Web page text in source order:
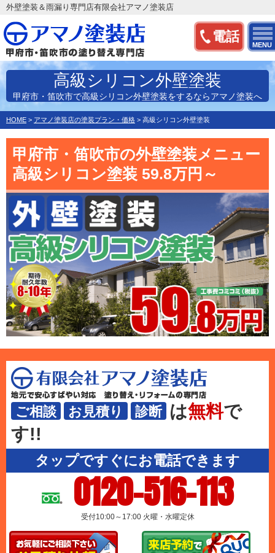
電話
MENU
外壁塗装＆雨漏り専門店有限会社アマノ塗装店
高級シリコン外壁塗装
甲府市・笛吹市で高級シリコン外壁塗装をするならアマノ塗装へ
HOME > アマノ塗装店の塗装プラン・価格 > 高級シリコン外壁塗装
甲府市・笛吹市の外壁塗装メニュー
高級シリコン塗装 59.8万円～
ご相談 お見積り 診断 は無料で
す!!
タップですぐにお電話できます
0120-516-113
受付10:00～17:00 火曜・水曜定休